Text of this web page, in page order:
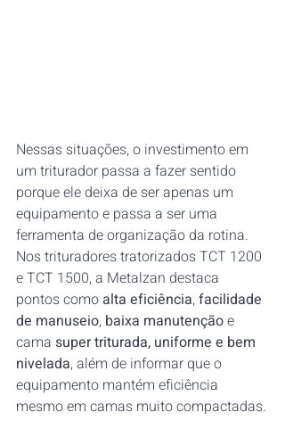
Nessas situações, o investimento em
um triturador passa a fazer sentido
porque ele deixa de ser apenas um
equipamento e passa a ser uma
ferramenta de organização da rotina.
Nos trituradores tratorizados TCT 1200
e TCT 1500, a Metalzan destaca
pontos como alta eficiência, facilidade
de manuseio, baixa manutenção e
cama super triturada, uniforme e bem
nivelada, além de informar que o
equipamento mantém eficiência
mesmo em camas muito compactadas.